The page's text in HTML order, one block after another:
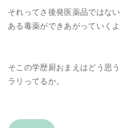
それってさ後発医薬品ではな
ある毒薬ができあがっていく
そこの学歴厨おまえはどう思
ラリってるか。